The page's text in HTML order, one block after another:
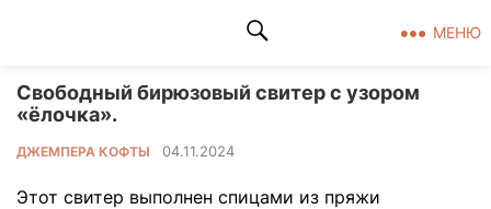
МЕНЮ
Свободный бирюзовый свитер с узором
«ёлочка».
ДЖЕМПЕРА КОФТЫ 04.11.2024
Этот свитер выполнен спицами из пряжи